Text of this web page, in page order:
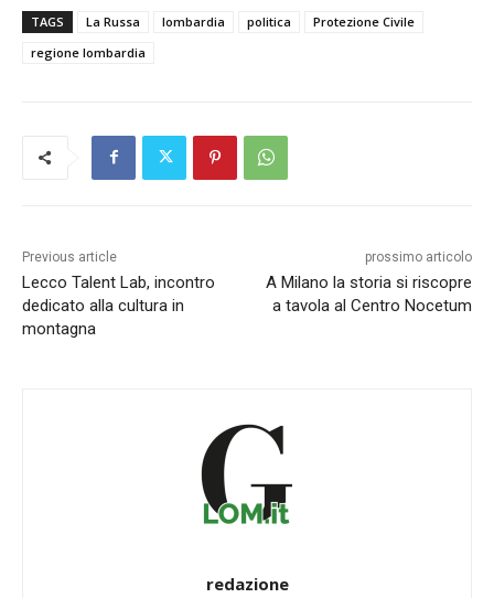
TAGS La Russa lombardia politica
Protezione Civile
regione lombardia
Previous article
Lecco Talent Lab, incontro
dedicato alla cultura in
montagna
prossimo articolo
A Milano la storia si riscopre
a tavola al Centro Nocetum
redazione